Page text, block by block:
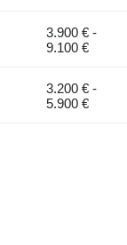
3.900 € -
9.100 €
3.200 € -
5.900 €